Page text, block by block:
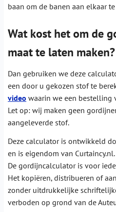
baan om de banen aan elkaar
Wat kost het om de
maat te laten maken?
Dan gebruiken we deze
een door u gekozen stof te
video waarin we een bestelling
Let op: wij maken geen
aangeleverde stof.
Deze calculator is ontwikkeld
en is eigendom van Curtaincy.nl.
De gordijncalculator is voor
Het kopiëren, distribueren of
zonder uitdrukkelijke
verboden op grond van de